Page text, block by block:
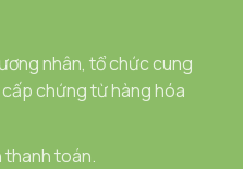
nhân, tổ chức cung
chứng từ hàng hóa
thanh toán.